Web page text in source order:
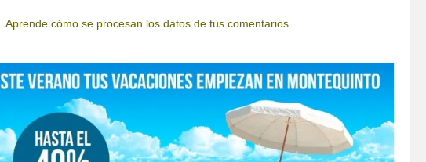
Aprende cómo se procesan los datos de tus comentarios.